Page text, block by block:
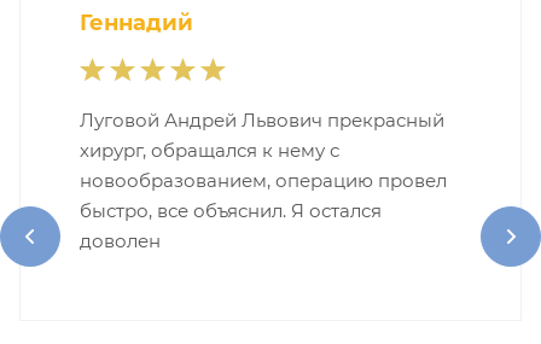
Геннадий
Луговой Андрей Львович прекрасный
хирург, обращался к нему с
новообразованием, операцию провел
быстро, все объяснил. Я остался
доволен